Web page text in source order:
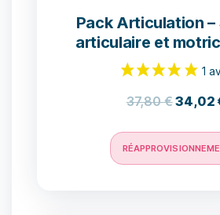
Pack Articulation –
articulaire et
37,80€34,02